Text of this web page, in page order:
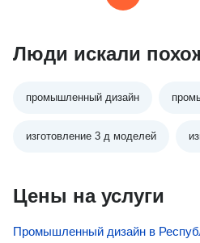
Люди искали
промышленный дизайн
изготовление 3 д моделей
Цены на услуги